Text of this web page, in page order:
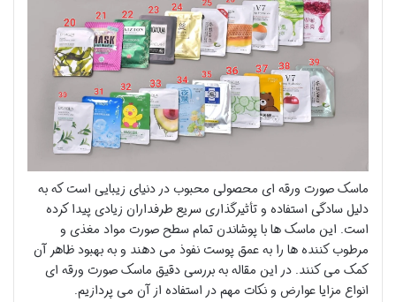
ماسک صورت ورقه ای محصولی محبوب در دنیای زیبایی است که به
دلیل سادگی استفاده و تأثیرگذاری سریع طرفداران زیادی پیدا کرده
است. این ماسک ها با پوشاندن تمام سطح صورت مواد مغذی و
مرطوب کننده ها را به عمق پوست نفوذ می دهند و به بهبود ظاهر آن
کمک می کنند. در این مقاله به بررسی دقیق ماسک صورت ورقه ای
انواع مزایا عوارض و نکات مهم در استفاده از آن می پردازیم.